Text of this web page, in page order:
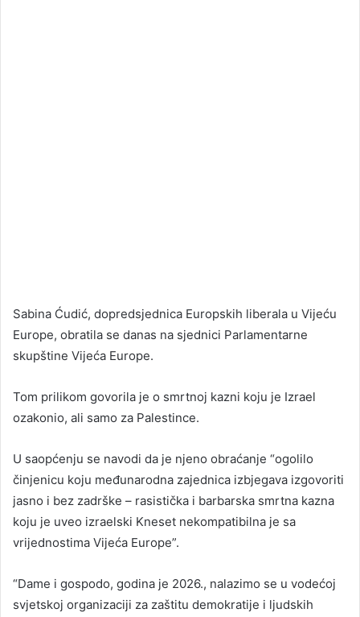
Sabina Ćudić, dopredsjednica Europskih liberala u Vijeću
Europe, obratila se danas na sjednici Parlamentarne
skupštine Vijeća Europe.
Tom prilikom govorila je o smrtnoj kazni koju je Izrael
ozakonio, ali samo za Palestince.
U saopćenju se navodi da je njeno obraćanje “ogolilo
činjenicu koju međunarodna zajednica izbjegava izgovoriti
jasno i bez zadrške – rasistička i barbarska smrtna kazna
koju je uveo izraelski Kneset nekompatibilna je sa
vrijednostima Vijeća Europe”.
“Dame i gospodo, godina je 2026., nalazimo se u vodećoj
svjetskoj organizaciji za zaštitu demokratije i ljudskih